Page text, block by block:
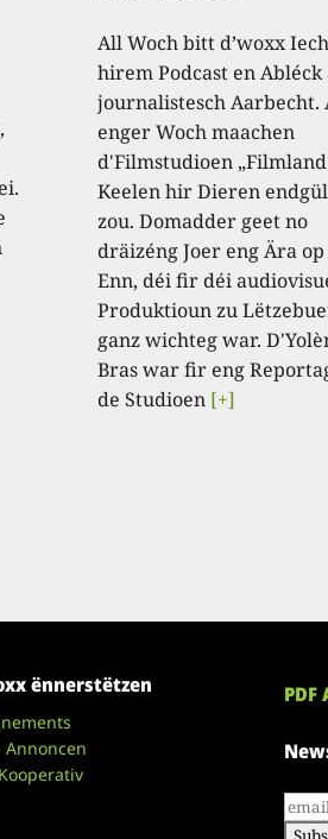
All Woch bitt d’woxx
hirem Podcast en
journalistesch Aarbecht.
enger Woch maachen
d'Filmstudioen
Keelen hir Dieren
zou. Domadder geet no
dräizéng Joer eng Ära
Enn, déi fir déi
Produktioun zu
ganz wichteg war.
Bras war fir eng
de Studioen [+]
ënnerstëtzen
Annoncen